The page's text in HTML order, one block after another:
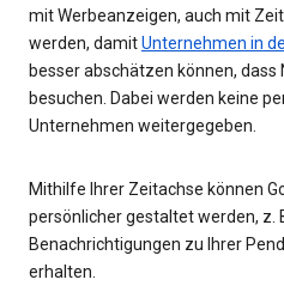
mit Werbeanzeigen, auch mit
werden, damitUnternehmen in
besser abschätzen können,
besuchen. Dabei werden keine
Unternehmen weitergegeben.
Mithilfe Ihrer Zeitachse können
persönlicher gestaltet werden, z.
Benachrichtigungen zu Ihrer
erhalten.